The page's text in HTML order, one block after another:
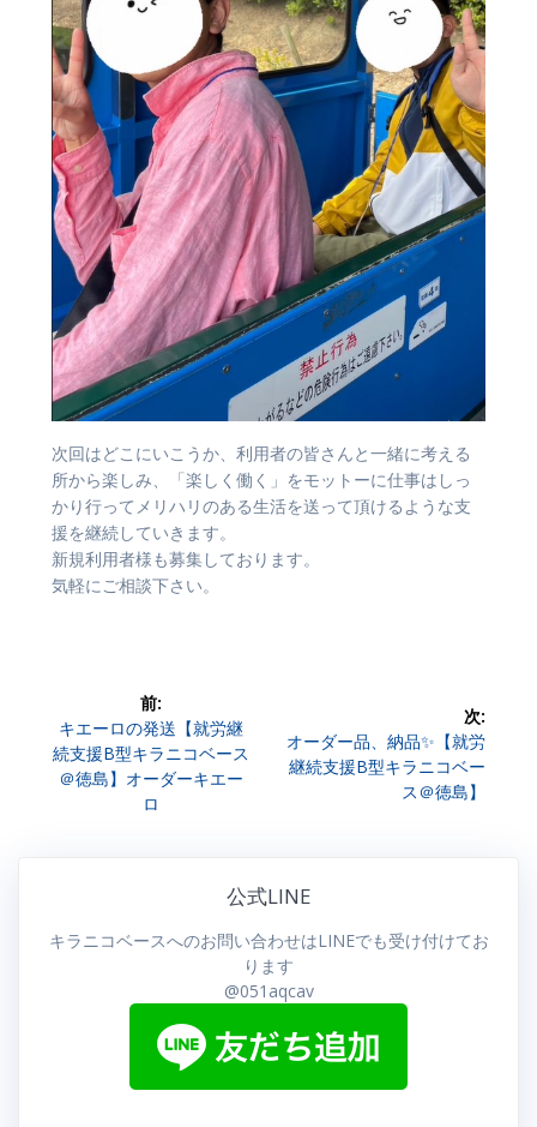
次回はどこにいこうか、利用者の皆さんと一緒に考える
所から楽しみ、「楽しく働く」をモットーに仕事はしっ
かり行ってメリハリのある生活を送って頂けるような支
援を継続していきます。
新規利用者様も募集しております。
気軽にご相談下さい。
前:
前
の
投
キエーロの発送【就労継
続支援B型キラニコベース
＠徳島】オーダーキエー
ロ
次:
次
の
オーダー品、納品✨【就労
継続支援B型キラニコベー
ス＠徳島】
公式LINE
キラニコベースへのお問い合わせはLINEでも受け付けてお
ります
@051aqcav